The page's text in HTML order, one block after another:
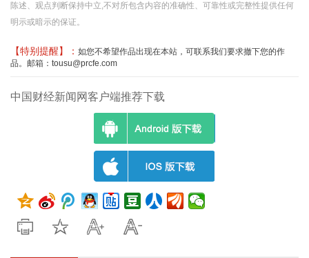
陈述、观点判断保持中立,不对所包含内容的准确性、可靠性或完整性提供任何
明示或暗示的保证。
【特别提醒】： 如您不希望作品出现在本站，可联系我们要求撤下您的作
品。邮箱：tousu@prcfe.com
中国财经新闻网客户端推荐下载